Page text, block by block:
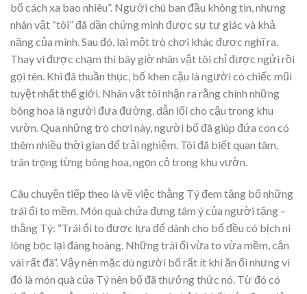
bố cách xa bao nhiêu”. Người chú ban đầu không tin, nhưng
nhân vật “tôi” đã dần chứng minh được sự tự giác và khả
năng của mình. Sau đó, lại một trò chơi khác được nghĩ ra.
Thay vì được chạm thì bây giờ nhân vật tôi chỉ được ngửi rồi
gọi tên. Khi đã thuần thục, bố khen cậu là người có chiếc mũi
tuyệt nhất thế giới. Nhân vật tôi nhận ra rằng chính những
bông hoa là người đưa đường, dẫn lối cho cậu trong khu
vườn. Qua những trò chơi này, người bố đã giúp đứa con có
thêm nhiều thời gian để trải nghiệm. Tôi đã biết quan tâm,
trân trọng từng bông hoa, ngọn cỏ trong khu vườn.
Câu chuyện tiếp theo là về việc thằng Tý đem tặng bố những
trái ổi to mềm. Món quà chứa đựng tâm ý của người tặng –
thằng Tý: “Trái ổi to được lựa để dành cho bố đều có bịch ni
lông bọc lại đàng hoàng. Những trái ổi vừa to vừa mềm, cắn
vài rất đã”. Vậy nên mặc dù người bố rất ít khi ăn ổi nhưng vì
đó là món quà của Tý nên bố đã thưởng thức nó. Từ đó có